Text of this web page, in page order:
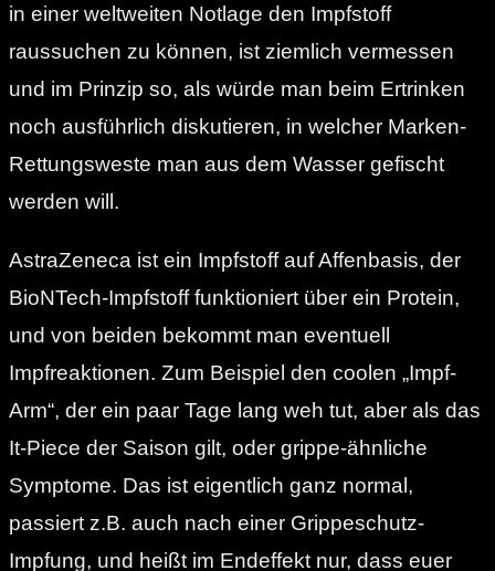
in einer weltweiten Notlage den Impfstoff
raussuchen zu können, ist ziemlich vermessen
und im Prinzip so, als würde man beim Ertrinken
noch ausführlich diskutieren, in welcher Marken-
Rettungsweste man aus dem Wasser gefischt
werden will.
AstraZeneca ist ein Impfstoff auf Affenbasis, der
BioNTech-Impfstoff funktioniert über ein Protein,
und von beiden bekommt man eventuell
Impfreaktionen. Zum Beispiel den coolen „Impf-
Arm“, der ein paar Tage lang weh tut, aber als das
It-Piece der Saison gilt, oder grippe-ähnliche
Symptome. Das ist eigentlich ganz normal,
passiert z.B. auch nach einer Grippeschutz-
Impfung, und heißt im Endeffekt nur, dass euer